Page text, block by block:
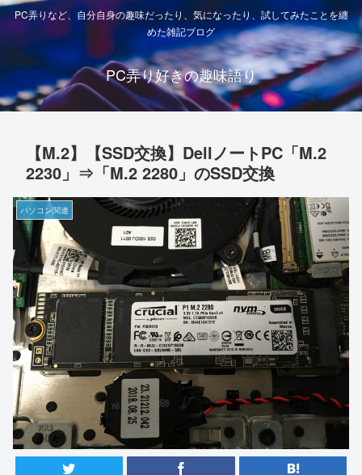
PC弄りなど、自分自身の趣味だったり、気になったり、試してみたことを纏
めた雑記ブログ
PC弄り好きの趣味語り
【M.2】【SSD交換】DellノートPC「M.2
2230」⇒「M.2 2280」のSSD交換
パソコン関連